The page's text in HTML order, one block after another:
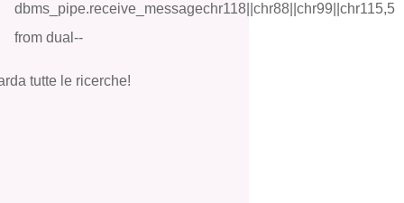
dbms_pipe.receive_messagechr118||chr88||chr99||chr115,5
from dual--
tutte le ricerche!